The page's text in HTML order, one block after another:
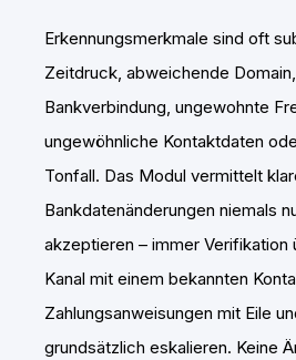
Erkennungsmerkmale sind oft
Zeitdruck, abweichende
Bankverbindung, ungewohnte
ungewöhnliche Kontaktdaten
Tonfall. Das Modul vermittelt
Bankdatenänderungen niemals
akzeptieren – immer Verifikation
Kanal mit einem bekannten
Zahlungsanweisungen mit Eile
grundsätzlich eskalieren. Keine